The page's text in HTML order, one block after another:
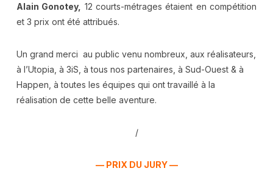
Alain Gonotey, 12 courts-métrages étaient en compétition
et 3 prix ont été attribués.
Un grand merci au public venu nombreux, aux réalisateurs,
à l’Utopia, à 3iS, à tous nos partenaires, à Sud-Ouest & à
Happen, à toutes les équipes qui ont travaillé à la
réalisation de cette belle aventure.
/
— PRIX DU JURY —